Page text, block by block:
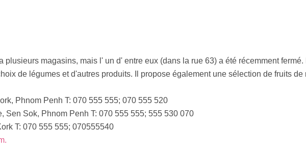
plusieurs magasins, mais l' un d' entre eux (dans la rue 63) a été récemment
de légumes et d'autres produits. Il propose également une sélection de fruits
Phnom Penh T: 070 555 555; 070 555 520
Sen Sok, Phnom Penh T: 070 555 555; 555 530 070
T: 070 555 555; 070555540